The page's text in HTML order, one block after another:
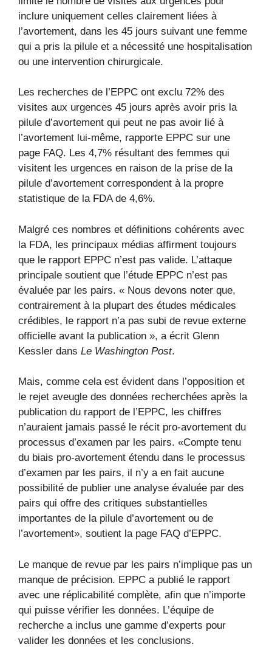
inclure uniquement celles clairement liées à
l’avortement, dans les 45 jours suivant une femme
qui a pris la pilule et a nécessité une hospitalisation
ou une intervention chirurgicale.
Les recherches de l’EPPC ont exclu 72% des
visites aux urgences 45 jours après avoir pris la
pilule d’avortement qui peut ne pas avoir lié à
l’avortement lui-même, rapporte EPPC sur une
page FAQ. Les 4,7% résultant des femmes qui
visitent les urgences en raison de la prise de la
pilule d’avortement correspondent à la propre
statistique de la FDA de 4,6%.
Malgré ces nombres et définitions cohérents avec
la FDA, les principaux médias affirment toujours
que le rapport EPPC n’est pas valide. L’attaque
principale soutient que l’étude EPPC n’est pas
évaluée par les pairs. « Nous devons noter que,
contrairement à la plupart des études médicales
crédibles, le rapport n’a pas subi de revue externe
officielle avant la publication », a écrit Glenn
Kessler dans Le Washington Post.
Mais, comme cela est évident dans l’opposition et
le rejet aveugle des données recherchées après la
publication du rapport de l’EPPC, les chiffres
n’auraient jamais passé le récit pro-avortement du
processus d’examen par les pairs. «Compte tenu
du biais pro-avortement étendu dans le processus
d’examen par les pairs, il n’y a en fait aucune
possibilité de publier une analyse évaluée par des
pairs qui offre des critiques substantielles
importantes de la pilule d’avortement ou de
l’avortement», soutient la page FAQ d’EPPC.
Le manque de revue par les pairs n’implique pas un
manque de précision. EPPC a publié le rapport
avec une réplicabilité complète, afin que n’importe
qui puisse vérifier les données. L’équipe de
recherche a inclus une gamme d’experts pour
valider les données et les conclusions.